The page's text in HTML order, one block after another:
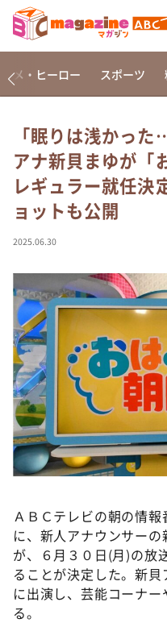
なるみ・岡村の過ぎる
相席食堂
これ余談なんですけど
～人生密着トークバ
て真剣です
探偵！ナイトスクープ
news おかえり
河合＆A.B.C-Z塚田×
（news おかえり）
DAIGOも台所 ～きょ
本日はダイアンなり
朝だ！生です旅サラダ
教えて！ニュースラ
ＬＩＦＥ～夢のカタチ
新婚さんいらっしゃい
ポツンと一軒家
ザキ山小屋本館
ぺこぱのまるスポ
メ・ヒーロー スポーツ
「眠りは浅かっ
アナ新貝まゆが「
レギュラー就任決
ョットも公開
2025.06.30
ＡＢＣテレビの朝の情報
に、新人アナウンサーの
が、６月３０日(月)の放
ることが決定した。新
に出演し、芸能コーナ
る。